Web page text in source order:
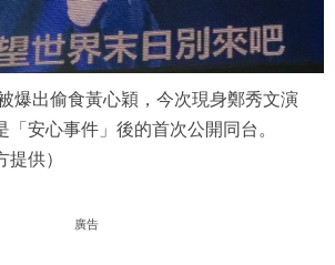
爆出偷食黃心穎，今次現身鄭秀文演
「安心事件」後的首次公開同台。
提供）
廣告